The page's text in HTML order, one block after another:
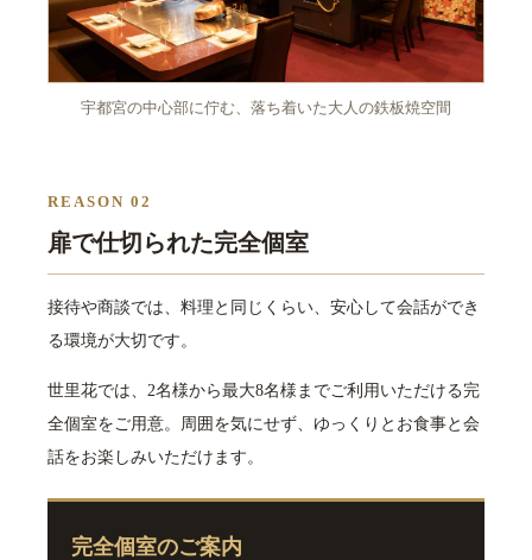
宇都宮の中心部に佇む、落ち着いた大人の鉄板焼空間
REASON 02
扉で仕切られた完全個室
接待や商談では、料理と同じくらい、安心して会話ができ
る環境が大切です。
世里花では、2名様から最大8名様までご利用いただける完
全個室をご用意。周囲を気にせず、ゆっくりとお食事と会
話をお楽しみいただけます。
完全個室のご案内